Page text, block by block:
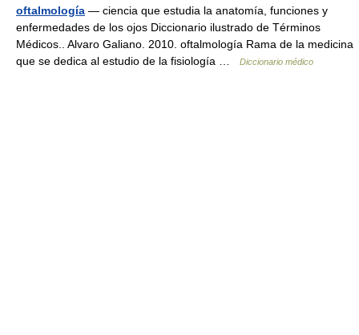
oftalmología — ciencia que estudia la anatomía, funciones y
enfermedades de los ojos Diccionario ilustrado de Términos
Médicos.. Alvaro Galiano. 2010. oftalmología Rama de la medicina
que se dedica al estudio de la fisiología …
Diccionario médico